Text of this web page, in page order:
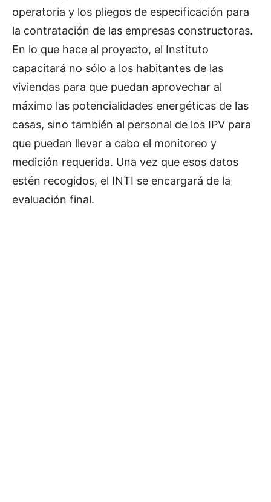
operatoria y los pliegos de especificación para
la contratación de las empresas constructoras.
En lo que hace al proyecto, el Instituto
capacitará no sólo a los habitantes de las
viviendas para que puedan aprovechar al
máximo las potencialidades energéticas de las
casas, sino también al personal de los IPV para
que puedan llevar a cabo el monitoreo y
medición requerida. Una vez que esos datos
estén recogidos, el INTI se encargará de la
evaluación final.